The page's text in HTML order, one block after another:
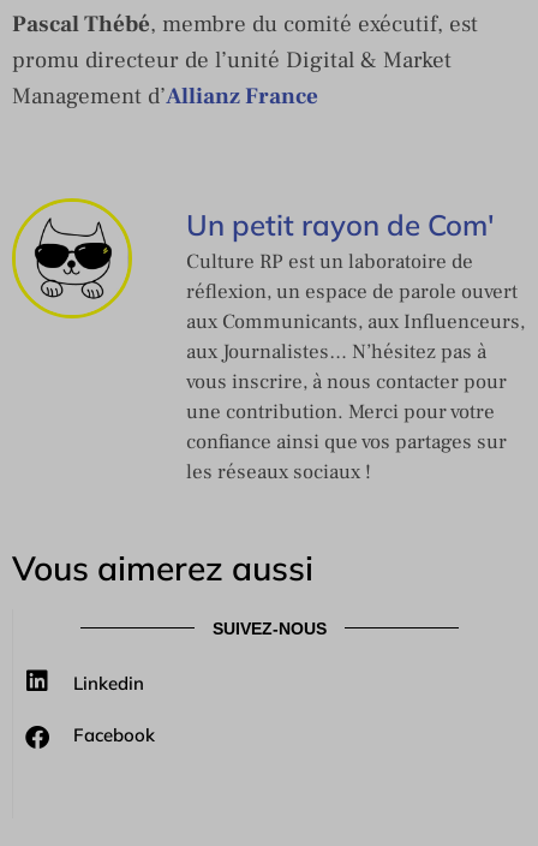
Pascal Thébé, membre du comité exécutif, est
promu directeur de l’unité Digital & Market
Management d’Allianz France
Un petit rayon de Com'
Culture RP est un laboratoire de
réflexion, un espace de parole ouvert
aux Communicants, aux Influenceurs,
aux Journalistes… N’hésitez pas à
vous inscrire, à nous contacter pour
une contribution. Merci pour votre
confiance ainsi que vos partages sur
les réseaux sociaux !
Vous aimerez aussi
SUIVEZ-NOUS
Linkedin
Facebook